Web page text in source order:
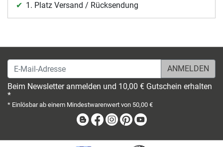
1. Platz Versand / Rücksendung
E-Mail-Adresse
Beim Newsletter anmelden und 10,00 € Gutschein erhalten
*
* Einlösbar ab einem Mindestwarenwert von 50,00 €
BlogFacebook
Instagram
Pinterest